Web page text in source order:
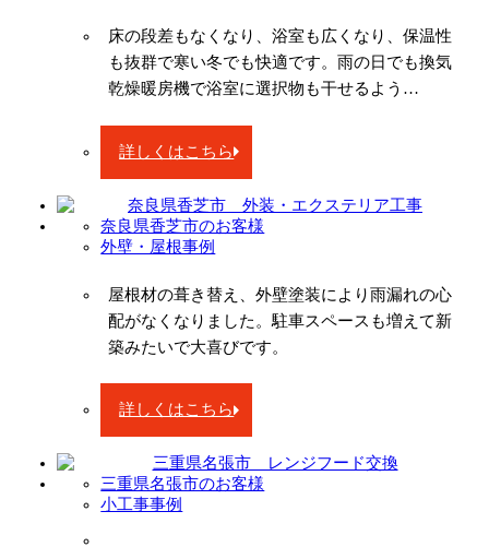
床の段差もなくなり、浴室も広くなり、保温性
も抜群で寒い冬でも快適です。雨の日でも換気
乾燥暖房機で浴室に選択物も干せるよう…
詳しくはこちら
奈良県香芝市のお客様
外壁・屋根事例
屋根材の葺き替え、外壁塗装により雨漏れの心
配がなくなりました。駐車スペースも増えて新
築みたいで大喜びです。
詳しくはこちら
三重県名張市のお客様
小工事事例